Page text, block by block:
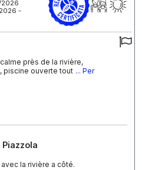
2026
-
près de la rivière,
piscine ouverte tout ... Per
la rivière a côté.